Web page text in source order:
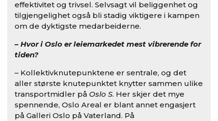
effektivitet og trivsel. Selvsagt vil beliggenhet og
tilgjengelighet også bli stadig viktigere i kampen
om de dyktigste medarbeiderne.
– Hvor i Oslo er leiemarkedet mest vibrerende for
tiden?
– Kollektivknutepunktene er sentrale, og det
aller største knutepunktet knytter sammen ulike
transportmidler på Oslo S. Her skjer det mye
spennende, Oslo Areal er blant annet engasjert
på Galleri Oslo på Vaterland. På